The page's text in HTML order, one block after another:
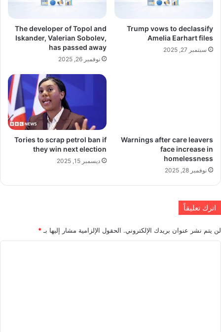
Trump vows to declassify
Amelia Earhart files
سبتمبر 27, 2025
The developer of Topol and
Iskander, Valerian Sobolev,
has passed away
نوفمبر 26, 2025
Warnings after care leavers
face increase in
homelessness
نوفمبر 28, 2025
Tories to scrap petrol ban if
they win next election
ديسمبر 15, 2025
اترك تعليقاً
لن يتم نشر عنوان بريدك الإلكتروني. الحقول الإلزامية مشار إليها بـ *